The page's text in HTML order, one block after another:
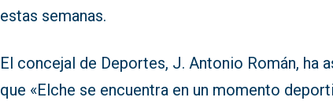
estas semanas.
El concejal de Deportes, J. Antonio Román, ha
que «Elche se encuentra en un momento